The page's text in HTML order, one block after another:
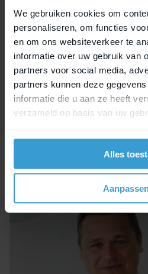
We gebruiken cookies om
personaliseren, om functies
en om ons websiteverkeer te
informatie over uw gebruik van
partners voor social media,
partners kunnen deze
informatie die u aan ze heeft
verzameld op basis van uw
Alles